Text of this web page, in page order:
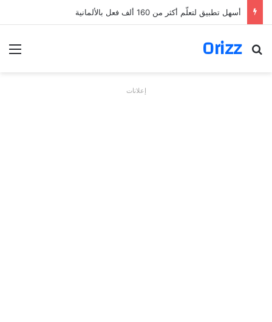
أسهل تطبيق لتعلّم أكثر من 160 ألف فعل بالألمانية
Orizz
بحث عن
إعلانات